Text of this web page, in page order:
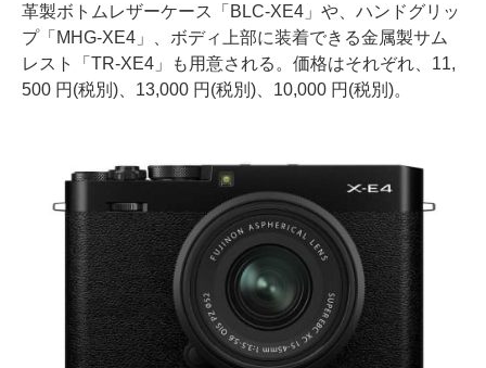
革製ボトムレザーケース「BLC-XE4」や、ハンドグリッ
プ「MHG-XE4」、ボディ上部に装着できる金属製サム
レスト「TR-XE4」も用意される。価格はそれぞれ、11,
500 円(税別)、13,000 円(税別)、10,000 円(税別)。